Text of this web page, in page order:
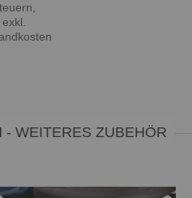
exkl.
- WEITERES ZUBEHÖR